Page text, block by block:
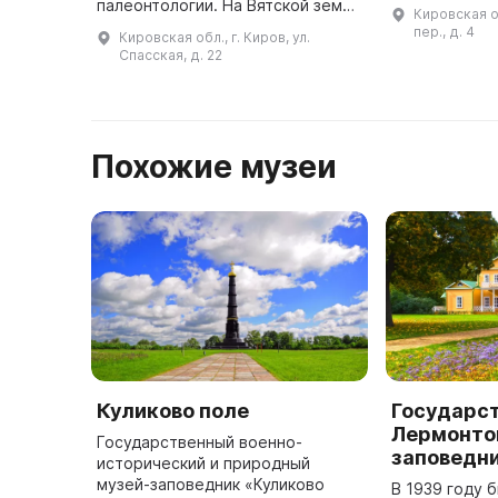
палеонтологии. На Вятской земле
природное место —
Котельничское
Кировская обл., г. Киров, ул.
Спасская, д. 22
Николаевич
1928)
Кировская
пер., д. 4
Похожие музеи
Куликово поле
Государственный военно-
исторический и природный
музей-заповедник «Куликово
В 1939 году